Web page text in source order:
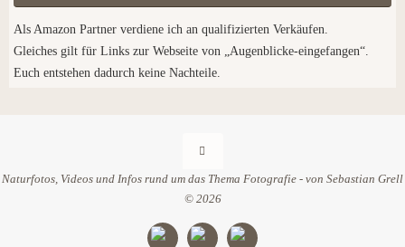
Als Amazon Partner verdiene ich an qualifizierten Verkäufen.
Gleiches gilt für Links zur Webseite von „Augenblicke-eingefangen“.
Euch entstehen dadurch keine Nachteile.
Naturfotos, Videos und Infos rund um das Thema Fotografie - von Sebastian Grell
© 2026